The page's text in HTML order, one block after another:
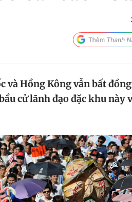
và Hồng Kông vẫn bất đồng
cử lãnh đạo đặc khu này